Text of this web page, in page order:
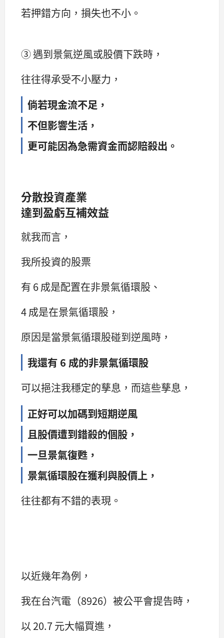
若押錯方向，損失也不小。
③ 遇到景氣逆風或股價下跌時，
往往得承受不小壓力，
倘若現金流不足，
不但影響生活，
更可能因為急需資金而認賠殺出。
分散投資產業
達到盈虧互補效益
就我而言，
我所投資的股票
有 6 成是配置在非景氣循環股、
4 成是在景氣循環股，
原因是當景氣循環股碰到逆風時，
我還有 6 成的非景氣循環股
可以挹注我穩定的孳息，而這些孳息，
正好可以加碼到短期逆風
且股價遭到錯殺的個股，
一旦景氣復甦，
景氣循環股在獲利與股價上，
往往都有不錯的表現。
以近幾年為例，
我在台汽電（8926）被公平會提告時，
以 20.7 元大幅買進，